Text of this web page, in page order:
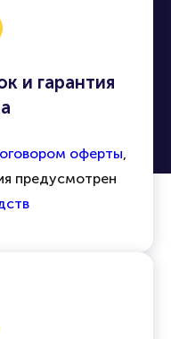
и гарантия
оферты,
предусмотрен